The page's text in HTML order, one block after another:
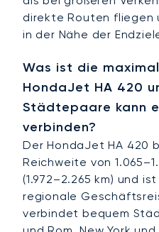
direkte Routen fliegen
in der Nähe der
Was ist die
HondaJet HA 420
Städtepaare kann
verbinden?
Der HondaJet HA 420
Reichweite von
(1.972–2.265 km) und
regionale
verbindet bequem